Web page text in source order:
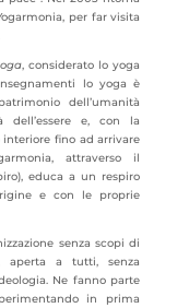
per far visita
, considerato lo yoga
lo yoga è
dell’umanità
dell’essere e, con la
fino ad arrivare
attraverso il
educa a un respiro
e con le proprie
senza scopi di
aperta a tutti, senza
Ne fanno parte
in prima